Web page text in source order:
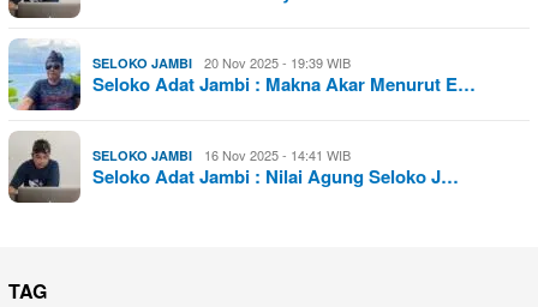
SELOKO JAMBI 20 Nov 2025 - 19:39 WIB
Seloko Adat Jambi : Makna Akar Menurut E…
SELOKO JAMBI 16 Nov 2025 - 14:41 WIB
Seloko Adat Jambi : Nilai Agung Seloko J…
TAG